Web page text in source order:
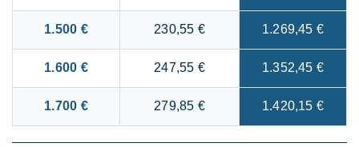
1.500 € 230,55 € 1.269,45 €
1.600 € 247,55 € 1.352,45 €
1.700 € 279,85 € 1.420,15 €